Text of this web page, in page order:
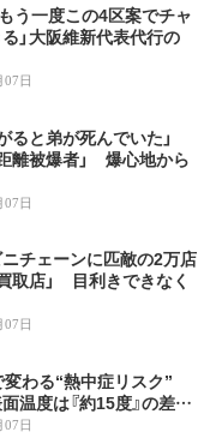
もう一度この4区案でチャ
」大阪維新代表代行の
07日
ると弟が死んでいた」
離被爆者」 爆心地から
07日
チェーンに匹敵の2万店
取店」 目利きできなく
日
変わる“熱中症リスク”
温度は『約15度』の差…
日